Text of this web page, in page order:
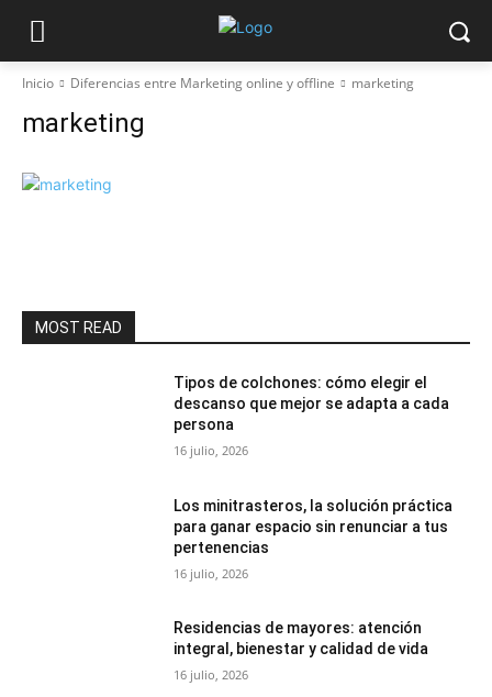
Inicio Diferencias entre Marketing online y offline marketing
marketing
MOST READ
Tipos de colchones: cómo elegir el
descanso que mejor se adapta a cada
persona
16 julio, 2026
Los minitrasteros, la solución práctica
para ganar espacio sin renunciar a tus
pertenencias
16 julio, 2026
Residencias de mayores: atención
integral, bienestar y calidad de vida
16 julio, 2026